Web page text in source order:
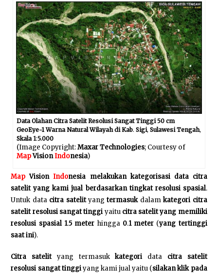
Data Olahan Citra Satelit Resolusi Sangat Tinggi 50 cm
GeoEye-1 Warna Natural Wilayah di Kab.Sigi,Sulawesi Tengah,
Skala 1:5.000
(Image Copyright:Maxar Technologies; Courtesy of
MapVisionIndonesia)
Map VisionIndonesia melakukan kategorisasi data citra
satelit yang kami jual berdasarkan tingkat resolusi spasial.
Untuk data citra satelityangtermasukdalamkategori citra
satelit resolusi sangat tinggi yaitu citra satelit yang memiliki
resolusi spasial 1.5 meter hingga0.1 meter (yang tertinggi
saat ini).
Citra satelityang termasukkategori data citra satelit
resolusi sangat tinggiyang kami jual yaitu (silakan klik pada